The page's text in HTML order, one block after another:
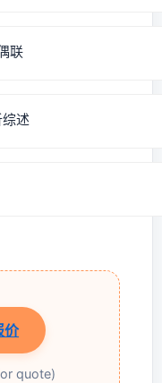
联
述
价
quote)